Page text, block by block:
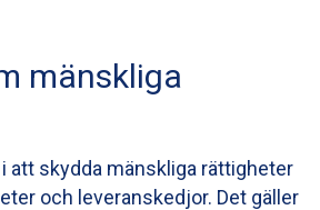
mänskliga
att skydda mänskliga rättigheter
och leveranskedjor. Det gäller